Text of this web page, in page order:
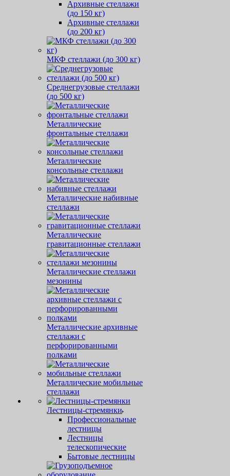
Архивные стеллажи
(до 150 кг)
Архивные стеллажи
(до 200 кг)
МКФ стеллажи (до 300 кг)
Среднегрузовые стеллажи
(до 500 кг)
Металлические
фронтальные стеллажи
Металлические
консольные стеллажи
Металлические набивные
стеллажи
Металлические
гравитационные стеллажи
Металлические стеллажи
мезонины
Металлические архивные
стеллажи с
перфорированными
полками
Металлические мобильные
стеллажи
Лестницы-стремянки
Профессиональные
лестницы
Лестницы
телескопические
Бытовые лестницы